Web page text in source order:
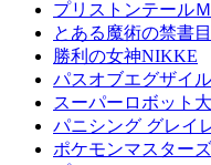
プリストンテールＭ
とある魔術の禁書
勝利の女神NIKKE
パスオブエグザイル
スーパーロボット
パニシング グレイ
ポケモンマスターズ